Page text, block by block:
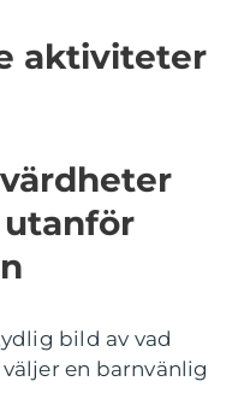
aktiviteter
bild av vad
en barnvänlig